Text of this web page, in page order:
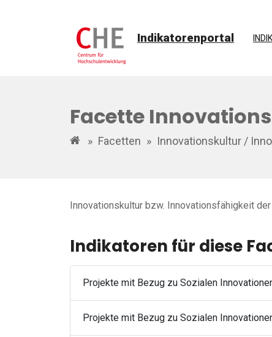
Indikatorenportal
Facette
» Facetten » Innovationskultur /
Innovationskultur bzw. Innovationsfähigkeit
Indikatoren für diese
Projekte mit Bezug zu Sozialen
Projekte mit Bezug zu Sozialen